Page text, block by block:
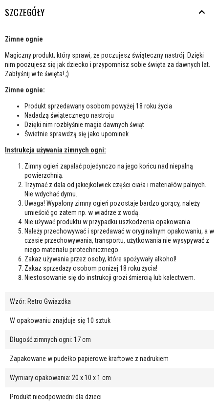
SZCZEGÓŁY
Zimne ognie
Magiczny produkt, który sprawi, że poczujesz świąteczny nastrój. Dzięki
nim poczujesz się jak dziecko i przypomnisz sobie święta za dawnych lat.
Zabłyśnij w te święta! ;)
Zimne ognie:
Produkt sprzedawany osobom powyżej 18 roku życia
Nadadzą świątecznego nastroju
Dzięki nim rozbłyśnie magia dawnych świąt
Świetnie sprawdzą się jako upominek
Instrukcja używania zimnych ogni:
Zimny ogień zapalać pojedynczo na jego końcu nad niepalną
powierzchnią.
Trzymać z dala od jakiejkolwiek części ciała i materiałów palnych.
Nie wdychać dymu.
Uwaga! Wypalony zimny ogień pozostaje bardzo gorący, należy
umieścić go zatem np. w wiadrze z wodą.
Nie używać produktu w przypadku uszkodzenia opakowania.
Należy przechowywać i sprzedawać w oryginalnym opakowaniu, a w
czasie przechowywania, transportu, użytkowania nie wysypywać z
niego materiału pirotechnicznego.
Zakaz używania przez osoby, które spożywały alkohol!
Zakaz sprzedaży osobom poniżej 18 roku życia!
Niestosowanie się do instrukcji grozi śmiercią lub kalectwem.
Wzór: Retro Gwiazdka
W opakowaniu znajduje się 10 sztuk
Długość zimnych ogni: 17 cm
Zapakowane w pudełko papierowe kraftowe z nadrukiem
Wymiary opakowania: 20 x 10 x 1 cm
Produkt nieodpowiedni dla dzieci